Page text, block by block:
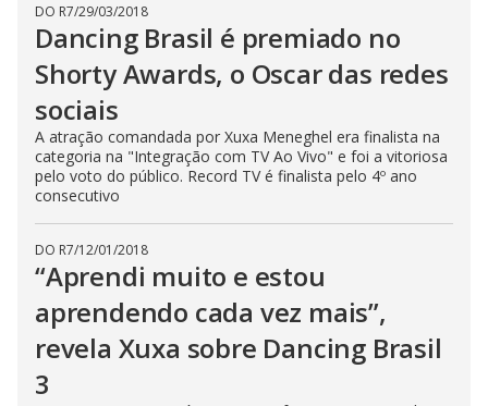
DO R7/29/03/2018
Dancing Brasil é premiado no
Shorty Awards, o Oscar das redes
sociais
A atração comandada por Xuxa Meneghel era finalista na
categoria na "Integração com TV Ao Vivo" e foi a vitoriosa
pelo voto do público. Record TV é finalista pelo 4º ano
consecutivo
DO R7/12/01/2018
“Aprendi muito e estou
aprendendo cada vez mais”,
revela Xuxa sobre Dancing Brasil
3